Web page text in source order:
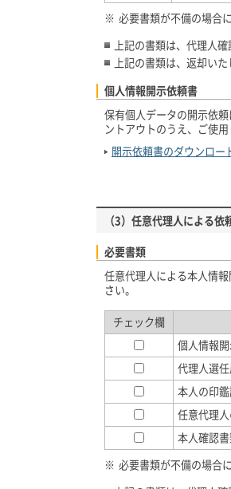
※ 必要書類が不備の場合
上記の書類は、代理人
上記の書類は、返却い
個人情報開示依頼書
保有個人データの開示依
ントアウトのうえ、ご使
開示依頼書のダウンロー
（3）任意代理人による依
必要書類
任意代理人による本人情
さい。
チェック欄
個人情報
代理人選
本人の印
任意代理
本人確認
※ 必要書類が不備の場合